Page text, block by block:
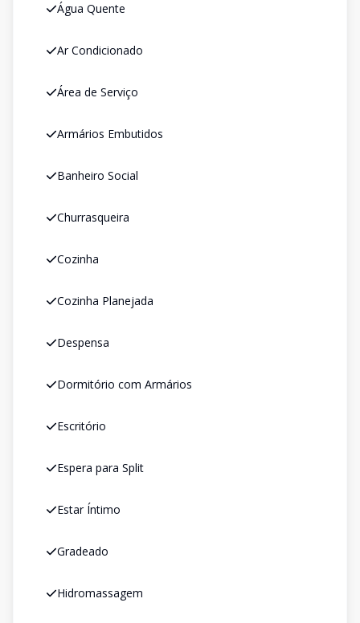
Água Quente
Ar Condicionado
Área de Serviço
Armários Embutidos
Banheiro Social
Churrasqueira
Cozinha
Cozinha Planejada
Despensa
Dormitório com Armários
Escritório
Espera para Split
Estar Íntimo
Gradeado
Hidromassagem